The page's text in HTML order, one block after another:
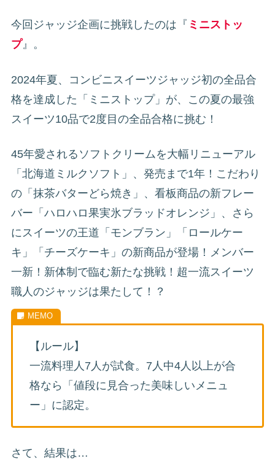
今回ジャッジ企画に挑戦したのは『 ミニストッ
プ』。
2024年夏、コンビニスイーツジャッジ初の全品合
格を達成した「ミニストップ」が、この夏の最強
スイーツ10品で2度目の全品合格に挑む！
45年愛されるソフトクリームを大幅リニューアル
「北海道ミルクソフト」、発売まで1年！こだわり
の「抹茶バターどら焼き」、看板商品の新フレー
バー「ハロハロ果実氷ブラッドオレンジ」、さら
にスイーツの王道「モンブラン」「ロールケー
キ」「チーズケーキ」の新商品が登場！メンバー
一新！新体制で臨む新たな挑戦！超一流スイーツ
職人のジャッジは果たして！？
【ルール】
一流料理人7人が試食。7人中4人以上が合
格なら「値段に見合った美味しいメニュ
ー」に認定。
さて、結果は…